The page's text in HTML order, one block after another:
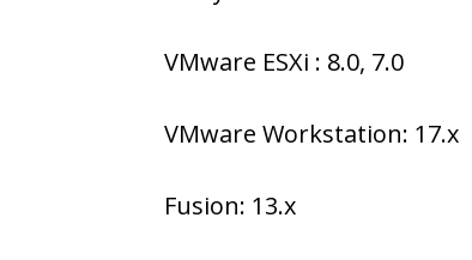
VMware ESXi : 8.0, 7.0
VMware Workstation: 17.x
Fusion: 13.x